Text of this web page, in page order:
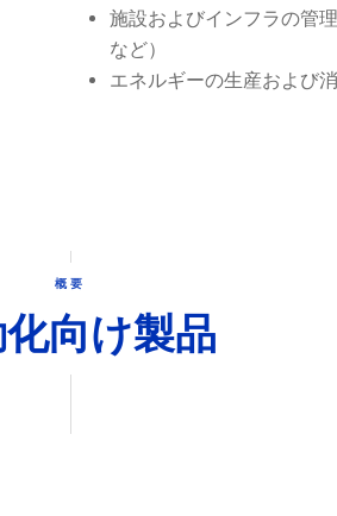
施設およびインフラの管
など）
エネルギーの生産および
概要
化向け製品